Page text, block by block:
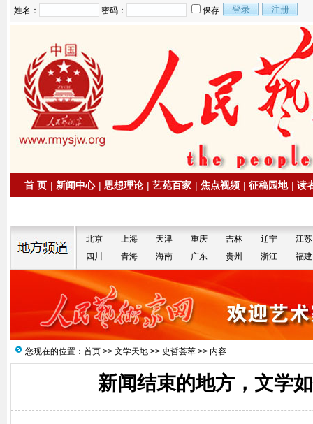
姓名： 密码： 保存
首 页 | 新闻中心 | 思想理论 | 艺苑百家 | 焦点视频 | 征稿园地 | 读
北京 上海 天津 重庆 吉林 辽宁
江苏
四川
青海 海南 广东 贵州 浙江 福建
您现在的位置： 首页 >> 文学天地 >> 史哲荟萃 >> 内容
新闻结束的地方，文学